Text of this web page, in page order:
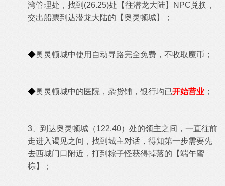
湾管理处，找到(26.25)处【往潜龙大陆】NPC兑换，
交出船票到达潜龙大陆的【奥灵顿城】；
◆奥灵顿城中使用自动寻路完全免费，不收取魔币；
◆奥灵顿城中的医院，杂货铺，银行均已开始营业 ；
3、到达奥灵顿城（122.40）处的领主之间，一直往前
走进入谒见之间，找到城主对话，得知第一步需要先
去西城门口附近，打到粽子怪获得掉落的【端午蜜
棕】；